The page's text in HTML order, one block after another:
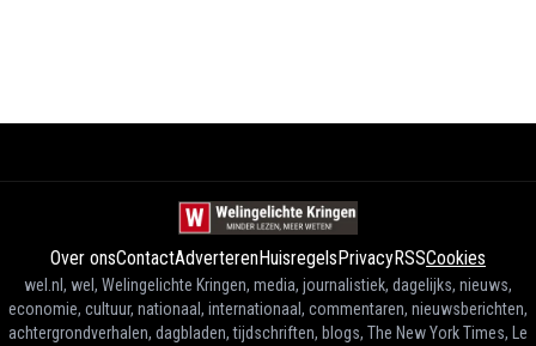
Over onsContactAdverterenHuisregelsPrivacyRSSCookies
wel.nl, wel, Welingelichte Kringen, media, journalistiek, dagelijks, nieuws,
economie, cultuur, nationaal, internationaal, commentaren, nieuwsberichten,
achtergrondverhalen, dagbladen, tijdschriften, blogs, The New York Times, Le